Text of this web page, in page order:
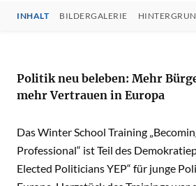
INHALT BILDERGALERIE
INHALT
Politik neu beleben: Mehr
mehr Vertrauen in Europa
Das Winter School Training
Professional“ ist Teil des
Elected Politicians YEP“ für junge